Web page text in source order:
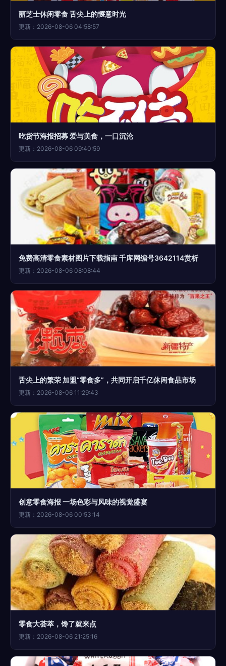
丽芝士休闲零食 舌尖上的惬意时光
更新：2026-08-06 04:58:57
吃货节海报招募 爱与美食，一口沉沦
更新：2026-08-06 09:40:59
免费高清零食素材图片下载指南 千库网编号3642114赏析
更新：2026-08-06 08:08:44
舌尖上的繁荣 加盟“零食多”，共同开启千亿休闲食品市场
更新：2026-08-06 11:29:43
创意零食海报 一场色彩与风味的视觉盛宴
更新：2026-08-06 00:53:14
零食大荟萃，馋了就来点
更新：2026-08-06 21:25:16